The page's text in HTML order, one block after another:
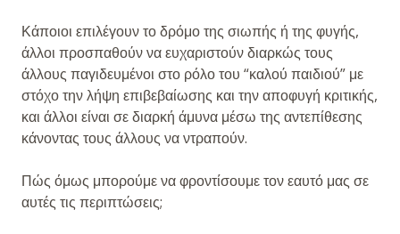
Κάποιοι επιλέγουν το δρόμο της σιωπής ή της φυγής,
άλλοι προσπαθούν να ευχαριστούν διαρκώς τους
άλλους παγιδευμένοι στο ρόλο του “καλού παιδιού” με
στόχο την λήψη επιβεβαίωσης και την αποφυγή κριτικής,
και άλλοι είναι σε διαρκή άμυνα μέσω της αντεπίθεσης
κάνοντας τους άλλους να ντραπούν.
Πώς όμως μπορούμε να φροντίσουμε τον εαυτό μας σε
αυτές τις περιπτώσεις;